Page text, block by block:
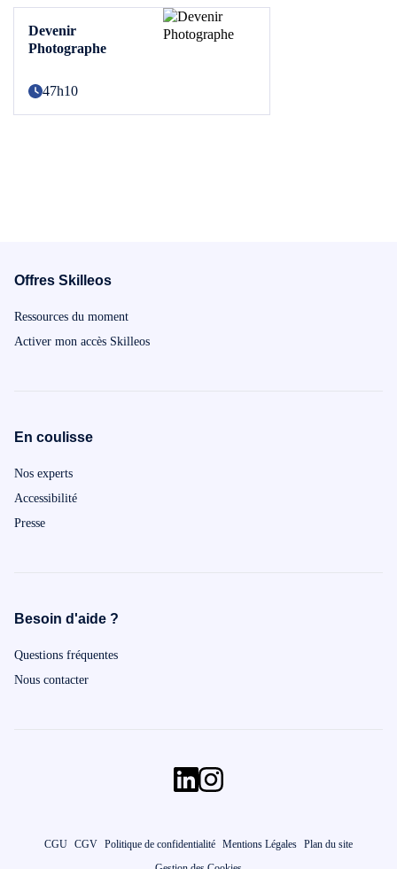
Devenir
Photographe
47h10
Offres Skilleos
Ressources du moment
Activer mon accès Skilleos
En coulisse
Nos experts
Accessibilité
Presse
Besoin d'aide ?
Questions fréquentes
Nous contacter
CGU CGV Politique de confidentialité Mentions Légales Plan du site